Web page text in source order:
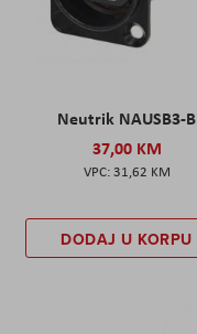
Neutrik NAUSB3-B
37,00 KM
31,62 KM
DODAJ U KORPU